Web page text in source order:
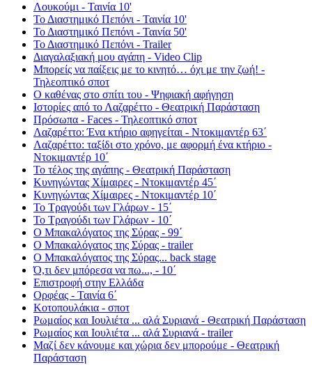
Λουκούμι - Ταινία 10'
Το Διαστημικό Πεπόνι - Ταινία 10'
Το Διαστημικό Πεπόνι - Ταινία 50'
Το Διαστημικό Πεπόνι - Trailer
Διαγαλαξιακή μου αγάπη - Video Clip
Μπορείς να παίξεις με το κινητό… όχι με την ζωή! -
Τηλεοπτικό σποτ
Ο καθένας στο σπίτι του - Ψηφιακή αφήγηση
Ιστορίες από το Λαζαρέττο - Θεατρική Παράσταση
Πρόσωπα - Faces - Τηλεοπτικό σποτ
Λαζαρέττο: Ένα κτήριο αφηγείται - Ντοκιμαντέρ 63΄
Λαζαρέττο: ταξίδι στο χρόνο, με αφορμή ένα κτήριο -
Ντοκιμαντέρ 10΄
Το τέλος της αγάπης - Θεατρική Παράσταση
Κυνηγώντας Χίμαιρες - Ντοκιμαντέρ 45΄
Κυνηγώντας Χίμαιρες - Ντοκιμαντέρ 10΄
Το Τραγούδι των Γλάρων - 15΄
Το Τραγούδι των Γλάρων - 10΄
Ο Μπακαλόγατος της Σύρας - 99΄
Ο Μπακαλόγατος της Σύρας - trailer
Ο Μπακαλόγατος της Σύρας... back stage
Ό,τι δεν μπόρεσα να πω..., - 10΄
Επιστροφή στην Ελλάδα
Ορφέας - Ταινία 6΄
Κοτοπουλάκια - σποτ
Ρωμαίος και Ιουλιέτα ... αλά Συριανά - Θεατρική Παράσταση
Ρωμαίος και Ιουλιέτα ... αλά Συριανά - trailer
Μαζί δεν κάνουμε και χώρια δεν μπορούμε - Θεατρική
Παράσταση